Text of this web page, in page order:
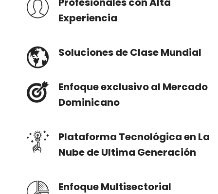
Experiencia
Soluciones de Clase Mundial
Enfoque exclusivo al Mercado
Dominicano
Plataforma Tecnológica en La
Nube de Ultima Generación
Enfoque Multisectorial